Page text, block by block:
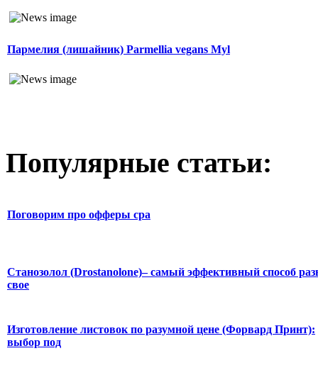
Пармелия (лишайник) Parmellia vegans Myl
Популярные статьи:
Поговорим про офферы cpa
Станозолол (Drostanolone)– самый эффективный способ
свое
Изготовление листовок по разумной цене (Форвард Принт):
выбор под